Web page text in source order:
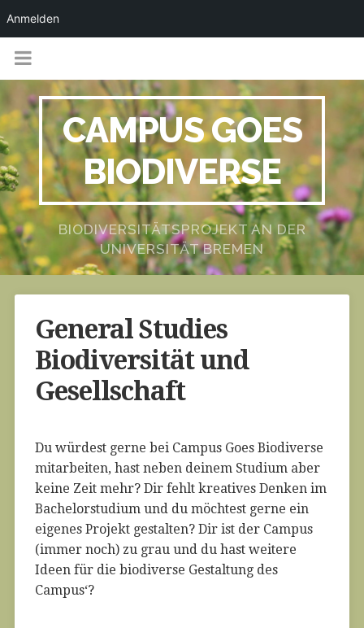
Anmelden
CAMPUS GOES
BIODIVERSE
BIODIVERSITÄTSPROJEKT AN DER
UNIVERSITÄT BREMEN
General Studies
Biodiversität und
Gesellschaft
Du würdest gerne bei Campus Goes Biodiverse
mitarbeiten, hast neben deinem Studium aber
keine Zeit mehr? Dir fehlt kreatives Denken im
Bachelorstudium und du möchtest gerne ein
eigenes Projekt gestalten? Dir ist der Campus
(immer noch) zu grau und du hast weitere
Ideen für die biodiverse Gestaltung des
Campus‘?